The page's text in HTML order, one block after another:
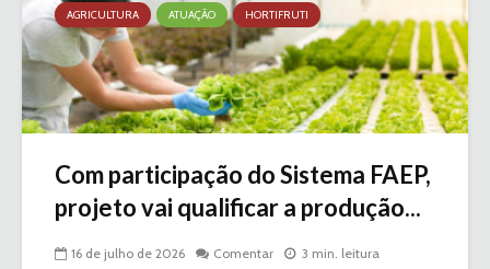
AGRICULTURA ATUAÇÃO HORTIFRUTI
Com participação do Sistema FAEP,
projeto vai qualificar a produção...
16 de julho de 2026 Comentar 3 min. leitura